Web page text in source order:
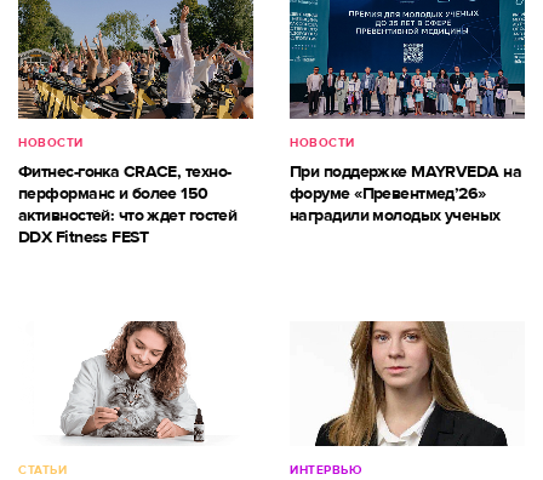
НОВОСТИ
Фитнес-гонка CRACE, техно-
перформанс и более 150
активностей: что ждет гостей
DDX Fitness FEST
НОВОСТИ
При поддержке MAYRVEDA на
форуме «Превентмед’26»
наградили молодых ученых
СТАТЬИ ИНТЕРВЬЮ